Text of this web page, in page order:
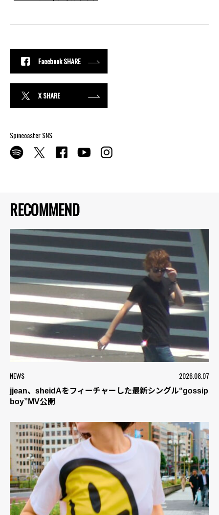
RECOMMEND
NEWS 2026.08.07
jjean、sheidAをフィーチャーした最新シングル“gossip
boy”MV公開
Facebook SHARE
X SHARE
Spincoaster SNS